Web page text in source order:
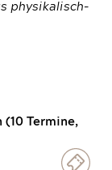
physikalisch-
Termine,